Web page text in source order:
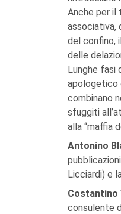
Anche per il
associativa,
del confino,
delle
Lunghe fasi
apologetico
combinano
sfuggiti
alla “maffia
Antonino
pubblicazioni
Licciardi) e
Costantino
consulente